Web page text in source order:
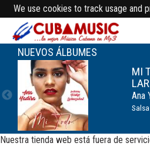
We use cookies to track usage and
NUEVOS ÁLBUMES
MI
Ana
Salsa
Nuestra tienda web está fuera de